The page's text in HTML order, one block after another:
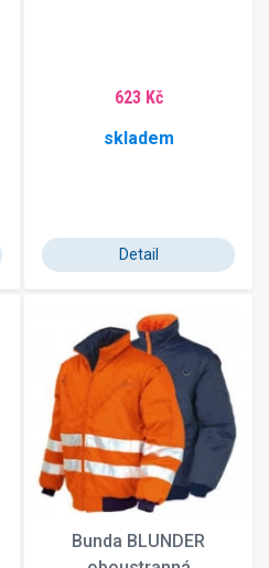
623 Kč
skladem
Detail
Bunda BLUNDER